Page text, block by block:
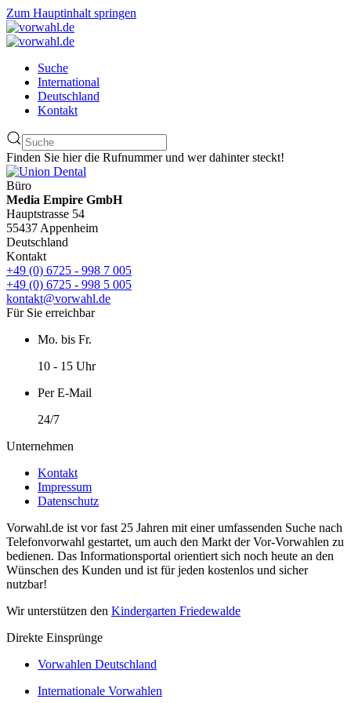
Zum Hauptinhalt springen
Suche
International
Deutschland
Kontakt
Finden Sie hier die Rufnummer und wer dahinter steckt!
Büro
Media Empire GmbH
Hauptstrasse 54
55437 Appenheim
Deutschland
Kontakt
+49 (0) 6725 - 998 7 005
+49 (0) 6725 - 998 5 005
kontakt@vorwahl.de
Für Sie erreichbar
Mo. bis Fr.
10 - 15 Uhr
Per E-Mail
24/7
Unternehmen
Kontakt
Impressum
Datenschutz
Vorwahl.de ist vor fast 25 Jahren mit einer umfassenden Suche nach
Telefonvorwahl gestartet, um auch den Markt der Vor-Vorwahlen zu
bedienen. Das Informationsportal orientiert sich noch heute an den
Wünschen des Kunden und ist für jeden kostenlos und sicher
nutzbar!
Wir unterstützen den Kindergarten Friedewalde
Direkte Einsprünge
Vorwahlen Deutschland
Internationale Vorwahlen